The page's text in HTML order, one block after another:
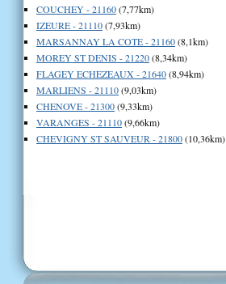
COUCHEY - 21160(7,77km)
IZEURE - 21110(7,93km)
MARSANNAY LA COTE - 21160(8,1km)
MOREY ST DENIS - 21220(8,34km)
FLAGEY ECHEZEAUX - 21640(8,94km)
MARLIENS - 21110(9,03km)
CHENOVE - 21300(9,33km)
VARANGES - 21110(9,66km)
CHEVIGNY ST SAUVEUR - 21800(10,36km)